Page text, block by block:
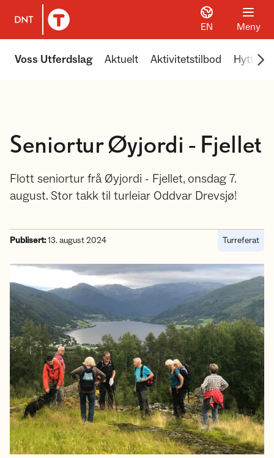
Til DNT.no forside
EN Meny
Voss Utferdslag Aktuelt Aktivitetstilbod Hyttene
Seniortur Øyjordi - Fjellet
Flott seniortur frå Øyjordi - Fjellet, onsdag 7.
august. Stor takk til turleiar Oddvar Drevsjø!
Publisert:13. august 2024 Turreferat